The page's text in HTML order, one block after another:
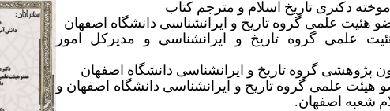
دکتری تاریخ اسلام و مترجم کتاب
هئیت علمی گروه تاریخ و ایرانشناسی دانشگاه اصفهان
علمی گروه تاریخ و ایرانشناسی و مدیرکل امور
پژوهشی گروه تاریخ و ایرانشناسی دانشگاه اصفهان
هیئت علمی گروه تاریخ و ایرانشناسی دانشگاه اصفهان و
شعبه اصفهان.